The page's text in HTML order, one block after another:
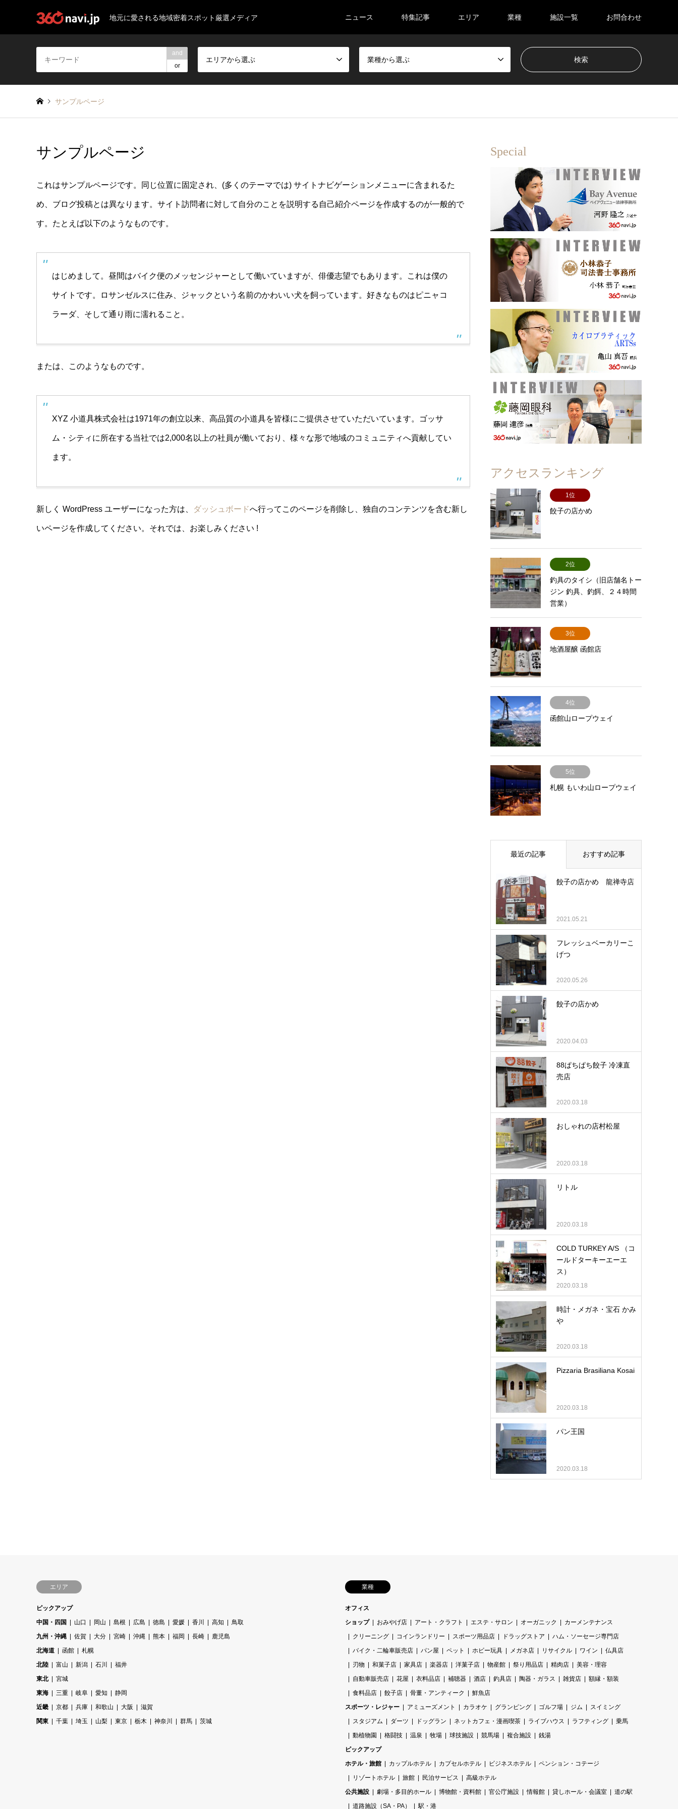
地元に愛される地域密着スポット厳選メディア ニュース 特集記事 エリア 業種 施設一覧 お問合わせ
and
or
エリアから選ぶ 業種から選ぶ
サンプルページ
サンプルページ
これはサンプルページです。同じ位置に固定され、(多くのテーマでは) サイトナビゲーションメニューに含まれるた
め、ブログ投稿とは異なります。サイト訪問者に対して自分のことを説明する自己紹介ページを作成するのが一般的で
す。たとえば以下のようなものです。
はじめまして。昼間はバイク便のメッセンジャーとして働いていますが、俳優志望でもあります。これは僕の
サイトです。ロサンゼルスに住み、ジャックという名前のかわいい犬を飼っています。好きなものはピニャコ
ラーダ、そして通り雨に濡れること。
または、このようなものです。
XYZ 小道具株式会社は1971年の創立以来、高品質の小道具を皆様にご提供させていただいています。ゴッサ
ム・シティに所在する当社では2,000名以上の社員が働いており、様々な形で地域のコミュニティへ貢献してい
ます。
新しく WordPress ユーザーになった方は、 ダッシュボードへ行ってこのページを削除し、独自のコンテンツを含む新し
いページを作成してください。それでは、お楽しみください !
Special
アクセスランキング
1位
餃子の店かめ
2位
釣具のタイシ（旧店舗名トー
ジン 釣具、釣餌、２４時間
営業）
3位
地酒屋醸 函館店
4位
函館山ロープウェイ
5位
札幌 もいわ山ロープウェイ
最近の記事 おすすめ記事
餃子の店かめ 龍禅寺店
2021.05.21
フレッシュベーカリーこ
げつ
2020.05.26
餃子の店かめ
2020.04.03
88ぱちぱち餃子 冷凍直
売店
2020.03.18
おしゃれの店村松屋
2020.03.18
リトル
2020.03.18
COLD TURKEY A/S （コ
ールドターキーエーエ
ス）
2020.03.18
時計・メガネ・宝石 かみ
や
2020.03.18
Pizzaria Brasiliana Kosai
2020.03.18
パン王国
2020.03.18
エリア
ピックアップ
中国・四国
山口 岡山 島根 広島 徳島 愛媛 香川 高知
鳥取
九州・沖縄
佐賀 大分 宮崎 沖縄 熊本 福岡 長崎
鹿児島
北海道
函館
札幌
北陸
富山 新潟 石川
福井
東北
宮城
東海
三重 岐阜 愛知
静岡
近畿
京都 兵庫 和歌山 大阪
滋賀
関東
千葉 埼玉 山梨 東京 栃木 神奈川 群馬 茨城
業種
オフィス
ショップ
おみやげ店 アート・クラフト エステ・サロン オーガニック
カーメンテナンス
クリーニング
コインランドリー スポーツ用品店 ドラッグストア
ハム・ソーセージ専門店
バイク・二輪車販売店
パン屋 ペット ホビー玩具 メガネ店 リサイクル ワイン
仏具店
刃物
和菓子店 家具店 楽器店 洋菓子店 物産館 祭り用品店 精肉店
美容・理容
自動車販売店
花屋 衣料品店 補聴器 酒店 釣具店 陶器・ガラス 雑貨店
額縁・額装
食料品店
餃子店 骨董・アンティーク
鮮魚店
スポーツ・レジャー
アミューズメント カラオケ グランピング ゴルフ場 ジム
スイミング
スタジアム
ダーツ ドッグラン ネットカフェ・漫画喫茶 ライブハウス ラフティング
乗馬
動植物園
格闘技 温泉 牧場 球技施設 競馬場 複合施設
銭湯
ピックアップ
ホテル・旅館
カップルホテル カプセルホテル ビジネスホテル
ペンション・コテージ
リゾートホテル
旅館 民泊サービス
高級ホテル
公共施設
劇場・多目的ホール 博物館・資料館 官公庁施設 情報館 貸しホール・会議室
道の駅
道路施設（SA・PA）
駅・港